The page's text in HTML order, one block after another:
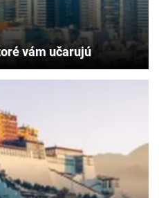
vám učarujú